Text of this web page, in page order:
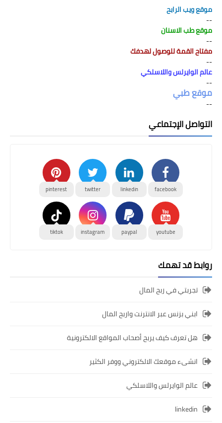
موقع ويب الرابح
--
موقع طب الاسنان
--
مفتاح القمة للوصول لهدفك
--
عالم الوايرلس واللاسلكي
--
موقع طبي
--
التواصل الإجتماعي
facebook
linkedin
twitter
pinterest
youtube
paypal
instagram
tiktok
روابط قد تهمك
تجربتي في ربح المال
ابني بزنس عبر الانترنت واربح المال
هل تعرف كيف يربح أصحاب المواقع الالكترونية
انشىء موقعك الالكتروني ووفر الكثير
عالم الوايرلس واللاسلكي
linkedin